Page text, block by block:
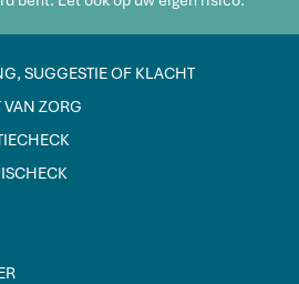
SUGGESTIE OF KLACHT
VAN ZORG